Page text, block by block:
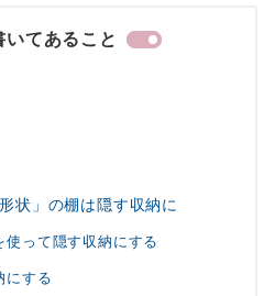
いてあること
状」の棚は隠す収納に
使って隠す収納にする
にする